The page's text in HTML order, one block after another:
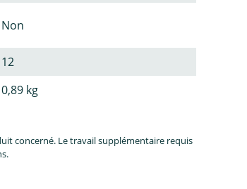
Non
12
0,89 kg
concerné. Le travail supplémentaire requis